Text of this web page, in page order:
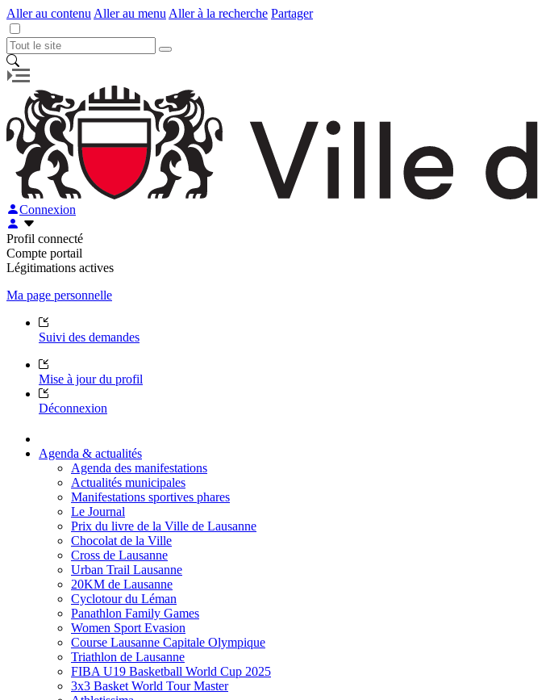
Aller au contenu Aller au menu Aller à la recherche Partager
Connexion
Profil connecté
Compte portail
Légitimations actives
Ma page personnelle
Suivi des demandes
Mise à jour du profil
Déconnexion
Agenda & actualités
Agenda des manifestations
Actualités municipales
Manifestations sportives phares
Le Journal
Prix du livre de la Ville de Lausanne
Chocolat de la Ville
Cross de Lausanne
Urban Trail Lausanne
20KM de Lausanne
Cyclotour du Léman
Panathlon Family Games
Women Sport Evasion
Course Lausanne Capitale Olympique
Triathlon de Lausanne
FIBA U19 Basketball World Cup 2025
3x3 Basket World Tour Master